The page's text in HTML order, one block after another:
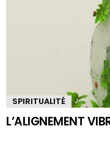
SPIRITUALITÉ
L’ALIGNEMENT